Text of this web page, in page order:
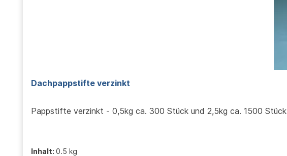
Dachpappstifte verzinkt
Pappstifte verzinkt - 0,5kg ca. 300 Stück und 2,5kg ca. 1500 Stück
Inhalt: 0.5 kg